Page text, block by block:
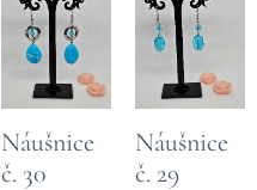
Náušnice
č. 30
Náušnice
č. 29